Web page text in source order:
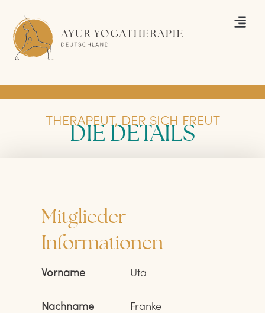
THERAPEUT, DER SICH FREUT
DIE DETAILS
Mitglieder-
Informationen
Vorname Uta
Nachname Franke